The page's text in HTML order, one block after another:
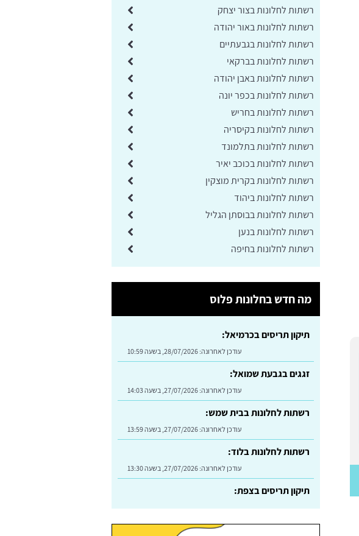
רשתות לחלונות בצור יצחק
רשתות לחלונות באור יהודה
רשתות לחלונות בגבעתיים
רשתות לחלונות בברקאי
רשתות לחלונות באבן יהודה
רשתות לחלונות בכפר יונה
רשתות לחלונות בחריש
רשתות לחלונות בקיסריה
רשתות לחלונות בתלמונד
רשתות לחלונות בכוכב יאיר
רשתות לחלונות בקרית מוצקין
רשתות לחלונות ביהוד
רשתות לחלונות בבוסתן הגליל
רשתות לחלונות בנען
רשתות לחלונות בחיפה
מה חדש בחלונות פלוס
תיקון תריסים בכרמיאל:
עודכן לאחרונה:28/07/2026, בשעה 10:59
זגגים בגבעת שמואל:
עודכן לאחרונה:27/07/2026, בשעה 14:03
רשתות לחלונות בבית שמש:
עודכן לאחרונה:27/07/2026, בשעה 13:59
רשתות לחלונות בלוד:
עודכן לאחרונה:27/07/2026, בשעה 13:30
תיקון תריסים בצפת:
עודכן לאחרונה:30/07/2026, בשעה 09:24